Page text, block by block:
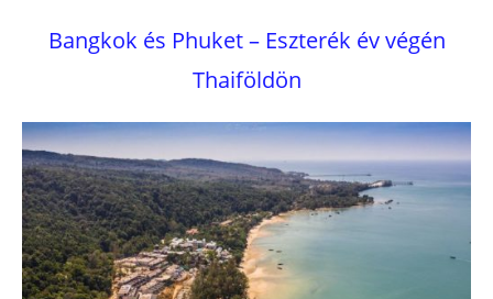
Bangkok és Phuket – Eszterék év végén
Thaiföldön